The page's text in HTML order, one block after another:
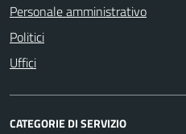
Personale amministrativo
Politici
Uffici
CATEGORIE DI SERVIZIO